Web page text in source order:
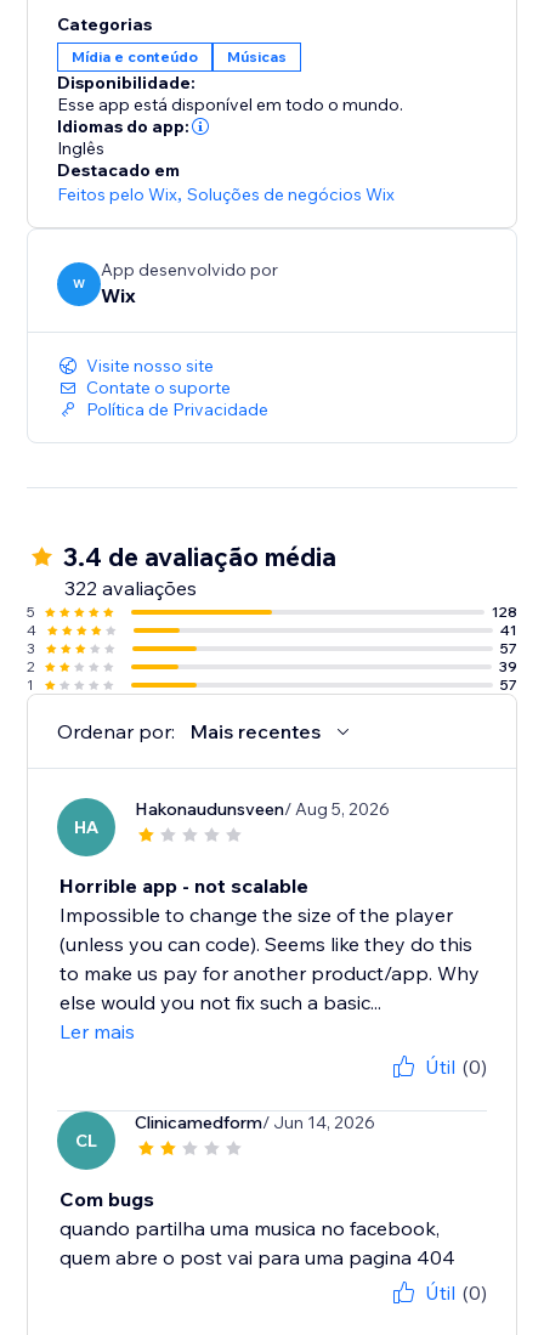
Categorias
Mídia e conteúdo Músicas
Disponibilidade:
Esse app está disponível em todo o mundo.
Idiomas do app:
Inglês
Destacado em
Feitos pelo Wix,Soluções de negócios Wix
W
App desenvolvido por
Wix
Visite nosso site
Contate o suporte
Política de Privacidade
3.4 de avaliação média
322 avaliações
5
128
4
41
3
57
2
39
1
57
Ordenar por: Mais recentes
HA
Hakonaudunsveen/ Aug 5, 2026
Horrible app - not scalable
Impossible to change the size of the player
(unless you can code). Seems like they do this
to make us pay for another product/app. Why
else would you not fix such a basic...
Ler mais
Útil (0)
CL
Clinicamedform/ Jun 14, 2026
Com bugs
quando partilha uma musica no facebook,
quem abre o post vai para uma pagina 404
Útil (0)